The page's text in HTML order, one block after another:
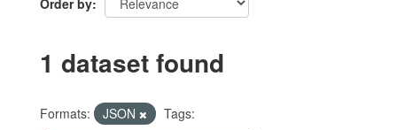
Order by
1 dataset found
Formats: JSON
Tags: